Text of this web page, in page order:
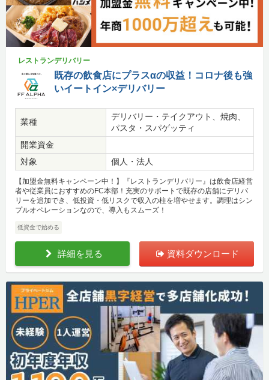
レストランデリバリー
既存の飲食店にプラスαの収益！コロナ後も強
いイートイン×デリバリー
業種
デリバリー・テイクアウト、焼肉、
パスタ・スパゲッティ
開業資金
対象
個人・法人
【加盟金無料キャンペーン中！】『レストランデリバリー』は飲食店経営
者や従業員におすすめのFC本部！充実のサポートで既存の店舗にデリバ
リーを追加でき、低投資・低リスクで収入の柱を増やせます。調理はシン
プルオペレーションなので、導入もスムーズ！
低資金で始める
詳細を見る 資料ダウンロード